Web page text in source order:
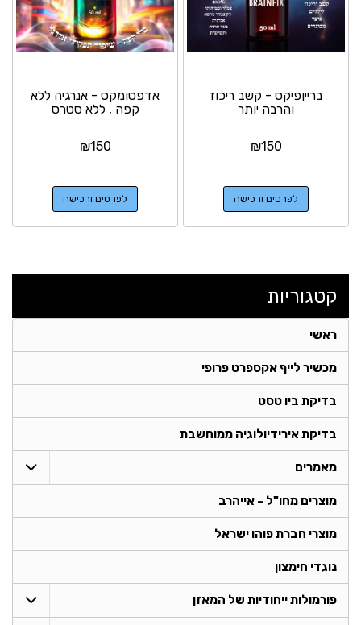
ברייןפיקס - קשב ריכוז
והרבה יותר
₪150
לפרטים ורכישה
אדפטומקס - אנרגיה ללא
קפה , ללא סטרס
₪150
לפרטים ורכישה
קטגוריות
ראשי
מכשיר לייף אקספרט פרופי
בדיקת ביו טסט
בדיקת אירידיולוגיה ממוחשבת
מאמרים
מוצרים מחו"ל - אייהרב
מוצרי חברת פוהו ישראל
נוגדי חימצון
פורמולות ייחודיות של המאזן